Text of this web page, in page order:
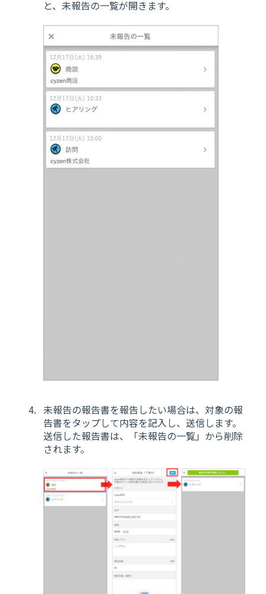
と、未報告の一覧が開きます。
未報告の報告書を報告したい場合は、対象の報
告書をタップして内容を記入し、送信します。
送信した報告書は、「未報告の一覧」から削除
されます。